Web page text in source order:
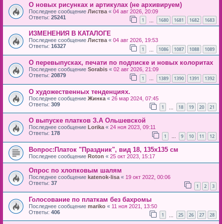
О новых рисунках и артикулах (не архивируем)
Последнее сообщение Листва « 04 авг 2026, 20:09
Ответы: 25241 1 1680 1681 1682 1683
ИЗМЕНЕНИЯ В КАТАЛОГЕ
Последнее сообщение Листва« 04 авг 2026, 19:53
Ответы: 16327 1 1086 1087 1088 1089
О перевыпусках, печати по подписке и новых колоритах
Последнее сообщение Sorabis « 02 авг 2026, 21:09
Ответы: 20879 1 … 1389 1390 1391 1392
О художественных тенденциях.
Последнее сообщение Жинка « 26 мар 2024, 07:45
Ответы: 309 1 18 19 20 21
О выпуске платков З.А Ольшевской
Последнее сообщение Lorika « 24 ноя 2023, 09:11
Ответы: 178 1 … 9 10 11 12
Вопрос:Платок "Праздник", вид 18, 135х135 см
Последнее сообщение Roton « 25 окт 2023, 15:17
Опрос по хлопковым шалям
Последнее сообщение katenok-lisa « 19 окт 2022, 00:06
Ответы: 37 1 2 3
Голосование по платкам без бахромы
Последнее сообщение mariko « 11 ноя 2021, 13:50
Ответы: 406 1 25 26 27 28